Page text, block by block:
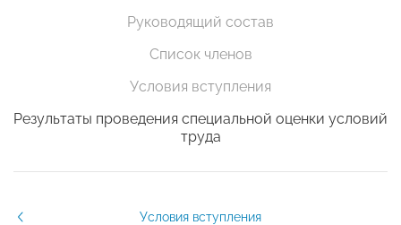
Руководящий состав
Список членов
Условия вступления
Результаты проведения специальной оценки условий
труда
Условия вступления